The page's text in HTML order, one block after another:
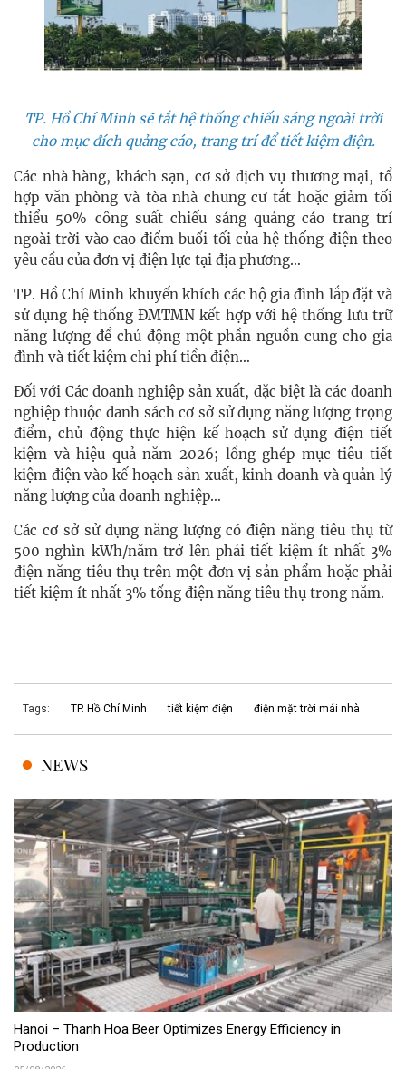
TP. Hồ Chí Minh sẽ tắt hệ thống chiếu sáng ngoài trời
cho mục đích quảng cáo, trang trí để tiết kiệm điện.
Các nhà hàng, khách sạn, cơ sở dịch vụ thương mại, tổ
hợp văn phòng và tòa nhà chung cư tắt hoặc giảm tối
thiểu 50% công suất chiếu sáng quảng cáo trang trí
ngoài trời vào cao điểm buổi tối của hệ thống điện theo
yêu cầu của đơn vị điện lực tại địa phương…
TP. Hồ Chí Minh khuyến khích các hộ gia đình lắp đặt và
sử dụng hệ thống ĐMTMN kết hợp với hệ thống lưu trữ
năng lượng để chủ động một phần nguồn cung cho gia
đình và tiết kiệm chi phí tiền điện…
Đối với Các doanh nghiệp sản xuất, đặc biệt là các doanh
nghiệp thuộc danh sách cơ sở sử dụng năng lượng trọng
điểm, chủ động thực hiện kế hoạch sử dụng điện tiết
kiệm và hiệu quả năm 2026; lồng ghép mục tiêu tiết
kiệm điện vào kế hoạch sản xuất, kinh doanh và quản lý
năng lượng của doanh nghiệp…
Các cơ sở sử dụng năng lượng có điện năng tiêu thụ từ
500 nghìn kWh/năm trở lên phải tiết kiệm ít nhất 3%
điện năng tiêu thụ trên một đơn vị sản phẩm hoặc phải
tiết kiệm ít nhất 3% tổng điện năng tiêu thụ trong năm.
Tags: TP. Hồ Chí Minh tiết kiệm điện điện mặt trời mái nhà
NEWS
Hanoi – Thanh Hoa Beer Optimizes Energy Efficiency in
Production